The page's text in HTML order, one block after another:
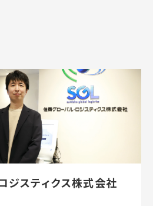
ジスティクス株式会社